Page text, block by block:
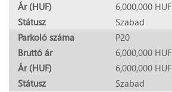
Ár (HUF)
6,000,000 HUF
Státusz
Szabad
Parkoló száma
P20
Bruttó ár
6,000,000 HUF
Ár (HUF)
6,000,000 HUF
Státusz
Szabad